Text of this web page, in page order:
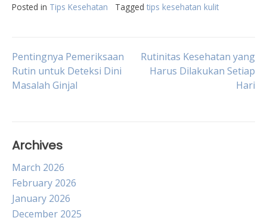
Posted in Tips Kesehatan Tagged tips kesehatan kulit
Post
navigation
Pentingnya Pemeriksaan
Rutin untuk Deteksi Dini
Masalah Ginjal
Rutinitas Kesehatan yang
Harus Dilakukan Setiap
Hari
Archives
March 2026
February 2026
January 2026
December 2025